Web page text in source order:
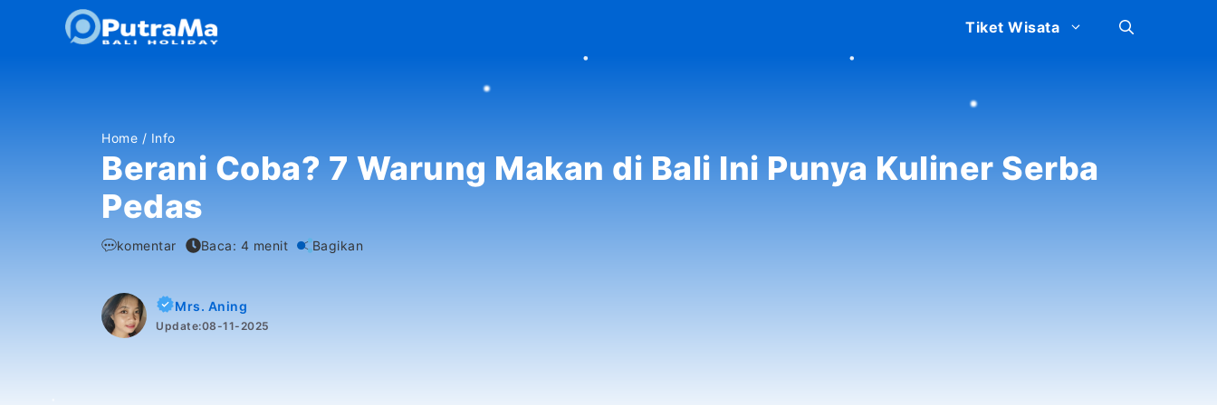
Langsung
Tiket Wisata
Home / Info
Berani Coba? 7 Warung Makan di Bali Ini Punya Kuliner Serba
Pedas
komentar Baca: 4 menit Bagikan
Mrs. Aning
Update:08-11-2025